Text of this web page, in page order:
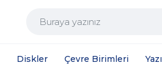
Diskler Çevre Birimleri